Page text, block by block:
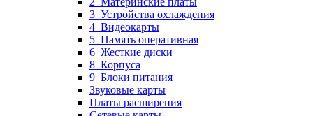
3_Устройства охлаждения
4_Видеокарты
5_Память оперативная
6_Жесткие диски
8_Корпуса
9_Блоки питания
Звуковые карты
Платы расширения